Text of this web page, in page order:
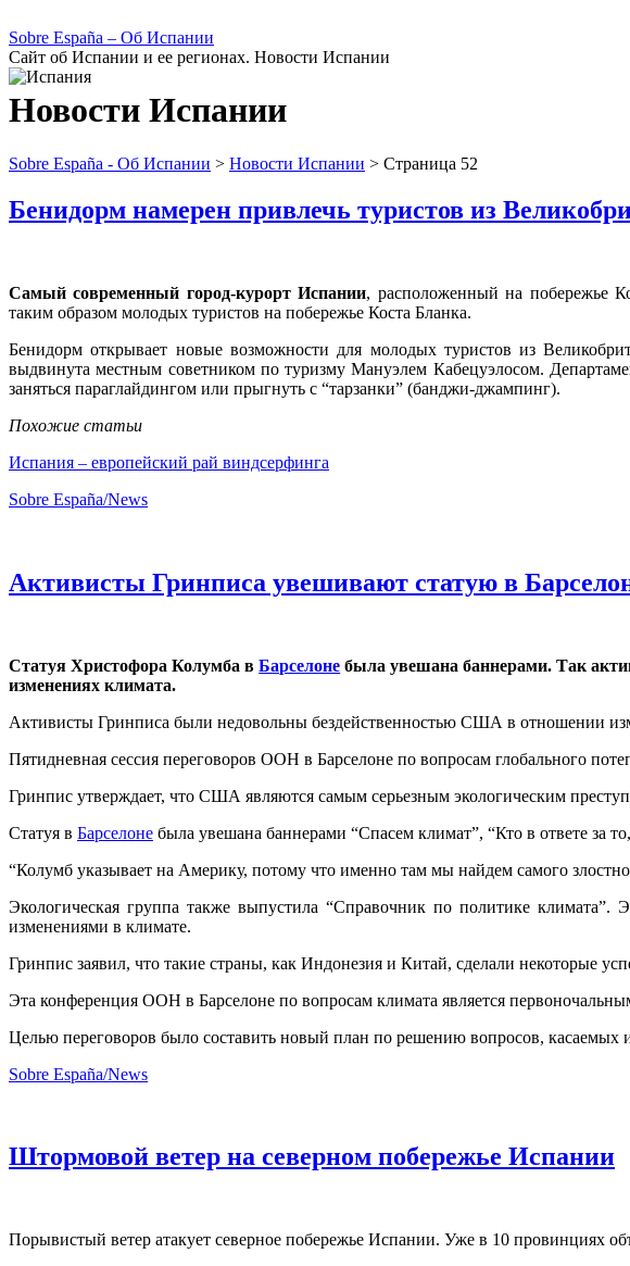
Sobre España – Об Испании
Сайт об Испании и ее регионах. Новости Испании
Новости Испании
Sobre España - Об Испании > Новости Испании > Страница 52
Бенидорм намерен привлечь туристов из
Самый современный город-курорт Испании, расположенный на побережье
таким образом молодых туристов на побережье Коста Бланка.
Бенидорм открывает новые возможности для молодых туристов из
выдвинута местным советником по туризму Мануэлем Кабецуэлосом.
заняться параглайдингом или прыгнуть с “тарзанки” (банджи-джампинг).
Похожие статьи
Испания – европейский рай виндсерфинга
Sobre España/News
Активисты Гринписа увешивают статую в
Статуя Христофора Колумба вБарселоне была увешана баннерами. Так
изменениях климата.
Активисты Гринписа были недовольны бездейственностью США в отношении
Пятидневная сессия переговоров ООН в Барселоне по вопросам глобального
Гринпис утверждает, что США являются самым серьезным экологическим
Статуя в Барселоне была увешана баннерами “Спасем климат”, “Кто в ответе за
“Колумб указывает на Америку, потому что именно там мы найдем самого
Экологическая группа также выпустила “Справочник по политике
изменениями в климате.
Гринпис заявил, что такие страны, как Индонезия и Китай, сделали некоторые
Эта конференция ООН в Барселоне по вопросам климата является
Целью переговоров было составить новый план по решению вопросов,
Sobre España/News
Штормовой ветер на северном побережье Испании
Порывистый ветер атакует северное побережье Испании. Уже в 10 провинциях